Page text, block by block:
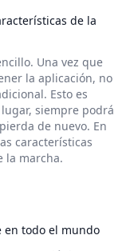
de la
Una vez que
la aplicación, no
Esto es
siempre podrá
de nuevo. En
características
la marcha.
en todo el mundo